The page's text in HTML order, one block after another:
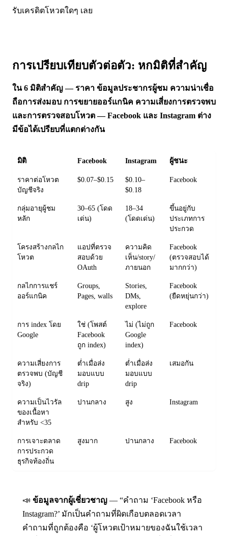
รับเครดิตโหวตใดๆ เลย
การเปรียบเทียบตัวต่อตัว: หกมิติที่สำคัญ
ใน 6 มิติสำคัญ — ราคา ข้อมูลประชากรผู้ชม ความน่าเชื่อ
ถือการส่งมอบ การขยายออร์แกนิค ความเสี่ยงการตรวจพบ
และการตรวจสอบโหวต — Facebook และ Instagram ต่าง
มีข้อได้เปรียบที่แตกต่างกัน
มิติ Facebook Instagram ผู้ชนะ
ราคาต่อโหวต
บัญชีจริง
$0.07–$0.15
$0.10–
$0.18
Facebook
กลุ่มอายุผู้ชม
หลัก
30–65 (โดด
เด่น)
18–34
(โดดเด่น)
ขึ้นอยู่กับ
ประเภทการ
ประกวด
โครงสร้างกลไก
โหวต
แอปที่ตรวจ
สอบด้วย
OAuth
ความคิด
เห็น/story/
ภายนอก
Facebook
(ตรวจสอบได้
มากกว่า)
กลไกการแชร์
ออร์แกนิค
Groups,
Pages, walls
Stories,
DMs,
explore
Facebook
(ยืดหยุ่นกว่า)
การ index โดย
Google
ใช่ (โพสต์
Facebook
ถูก index)
ไม่ (ไม่ถูก
Google
index)
Facebook
ความเสี่ยงการ
ตรวจพบ (บัญชี
จริง)
ต่ำเมื่อส่ง
มอบแบบ
drip
ต่ำเมื่อส่ง
มอบแบบ
drip
เสมอกัน
ความเป็นไวรัล
ของเนื้อหา
สำหรับ <35
ปานกลาง สูง Instagram
การเจาะตลาด
การประกวด
ธุรกิจท้องถิ่น
สูงมาก ปานกลาง Facebook
📣 ข้อมูลจากผู้เชี่ยวชาญ — “คำถาม ‘Facebook หรือ
Instagram?’ มักเป็นคำถามที่ผิดเกือบตลอดเวลา
คำถามที่ถูกต้องคือ ‘ผู้โหวตเป้าหมายของฉันใช้เวลา